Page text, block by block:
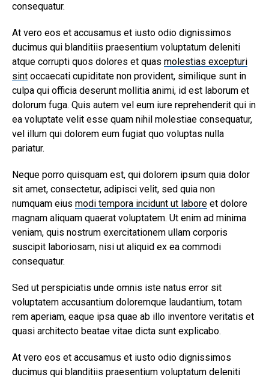
consequatur.
At vero eos et accusamus et iusto odio dignissimos
ducimus qui blanditiis praesentium voluptatum deleniti
atque corrupti quos dolores et quas molestias excepturi
sint occaecati cupiditate non provident, similique sunt in
culpa qui officia deserunt mollitia animi, id est laborum et
dolorum fuga. Quis autem vel eum iure reprehenderit qui in
ea voluptate velit esse quam nihil molestiae consequatur,
vel illum qui dolorem eum fugiat quo voluptas nulla
pariatur.
Neque porro quisquam est, qui dolorem ipsum quia dolor
sit amet, consectetur, adipisci velit, sed quia non
numquam eius modi tempora incidunt ut labore et dolore
magnam aliquam quaerat voluptatem. Ut enim ad minima
veniam, quis nostrum exercitationem ullam corporis
suscipit laboriosam, nisi ut aliquid ex ea commodi
consequatur.
Sed ut perspiciatis unde omnis iste natus error sit
voluptatem accusantium doloremque laudantium, totam
rem aperiam, eaque ipsa quae ab illo inventore veritatis et
quasi architecto beatae vitae dicta sunt explicabo.
At vero eos et accusamus et iusto odio dignissimos
ducimus qui blanditiis praesentium voluptatum deleniti